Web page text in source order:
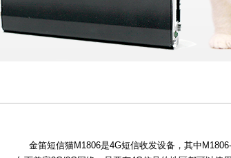
金笛短信猫M1806是4G短信收发设备，其中